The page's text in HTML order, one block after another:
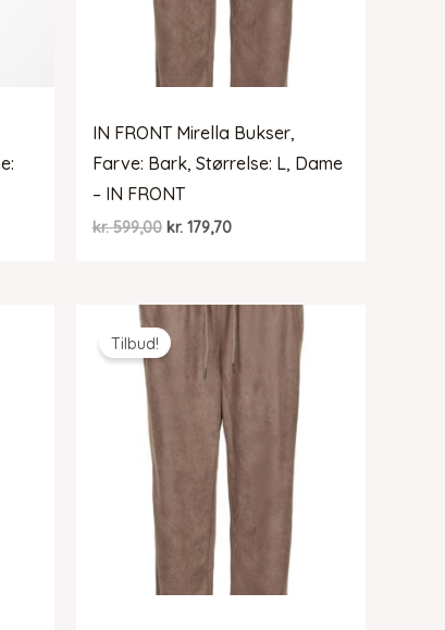
IN FRONT Mirella Bukser,
Farve: Bark, Størrelse: L, Dame
– IN FRONT
kr.599,00 Den
kr. 599,00.
kr.179,70Den
kr. 179,70.
Tilbud!